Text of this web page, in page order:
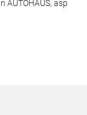
AUTOHAUS, asp